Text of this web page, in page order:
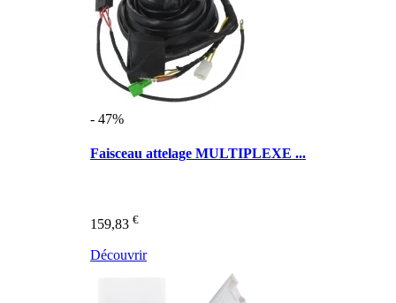
- 47%
Faisceau attelage MULTIPLEXE ...
159,83 €
Découvrir